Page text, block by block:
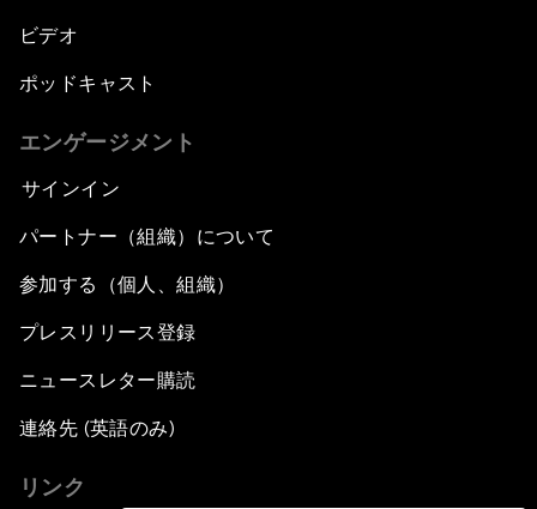
ビデオ
ポッドキャスト
エンゲージメント
サインイン
パートナー（組織）について
参加する（個人、組織）
プレスリリース登録
ニュースレター購読
連絡先 (英語のみ)
リンク